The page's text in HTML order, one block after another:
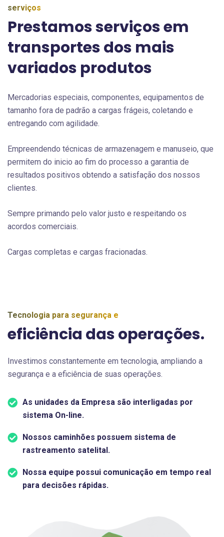
serviços
Prestamos serviços em
transportes dos mais
variados produtos
Mercadorias especiais, componentes, equipamentos de
tamanho fora de padrão a cargas frágeis, coletando e
entregando com agilidade.
Empreendendo técnicas de armazenagem e manuseio, que
permitem do inicio ao fim do processo a garantia de
resultados positivos obtendo a satisfação dos nossos
clientes.
Sempre primando pelo valor justo e respeitando os
acordos comerciais.
Cargas completas e cargas fracionadas.
Tecnologia para segurança e
eficiência das operações.
Investimos constantemente em tecnologia, ampliando a
segurança e a eficiência de suas operações.
As unidades da Empresa são interligadas por
sistema On-line.
Nossos caminhões possuem sistema de
rastreamento satelital.
Nossa equipe possui comunicação em tempo real
para decisões rápidas.